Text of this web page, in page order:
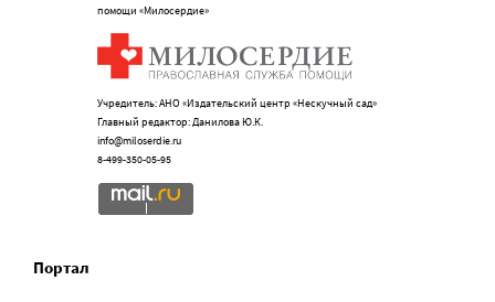
помощи «Милосердие»
Учредитель: АНО «Издательский центр «Нескучный сад»
Главный редактор: Данилова Ю.К.
info@miloserdie.ru
8-499-350-05-95
Портал